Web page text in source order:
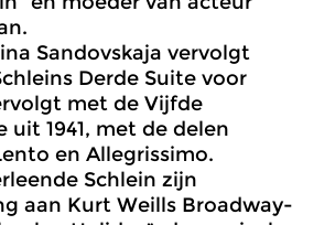
Sandovskaja vervolgt
Derde Suite voor
met de Vijfde
uit 1941, met de delen
en Allegrissimo.
Schlein zijn
aan Kurt Weills Broadway-